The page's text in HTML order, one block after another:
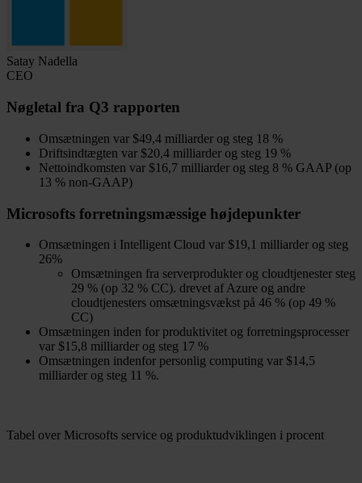
Satay Nadella
CEO
Nøgletal fra Q3 rapporten
Omsætningen var $49,4 milliarder og steg 18 %
Driftsindtægten var $20,4 milliarder og steg 19 %
Nettoindkomsten var $16,7 milliarder og steg 8 % GAAP (op
13 % non-GAAP)
Microsofts forretningsmæssige højdepunkter
Omsætningen i Intelligent Cloud var $19,1 milliarder og steg
26%
Omsætningen fra serverprodukter og cloudtjenester steg
29 % (op 32 % CC). drevet af Azure og andre
cloudtjenesters omsætningsvækst på 46 % (op 49 %
CC)
Omsætningen inden for produktivitet og forretningsprocesser
var $15,8 milliarder og steg 17 %
Omsætningen indenfor personlig computing var $14,5
milliarder og steg 11 %.
Tabel over Microsofts service og produktudviklingen i procent